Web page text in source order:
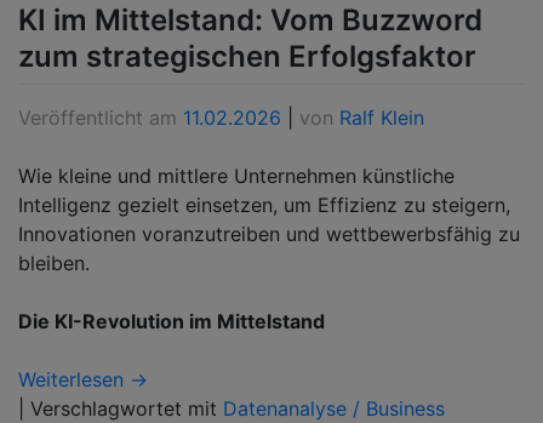
KI im Mittelstand: Vom Buzzword
zum strategischen Erfolgsfaktor
Veröffentlicht am 11.02.2026 von Ralf Klein
Wie kleine und mittlere Unternehmen künstliche
Intelligenz gezielt einsetzen, um Effizienz zu steigern,
Innovationen voranzutreiben und wettbewerbsfähig zu
bleiben.
Die KI-Revolution im Mittelstand
Weiterlesen →
Verschlagwortet mit Datenanalyse / Business